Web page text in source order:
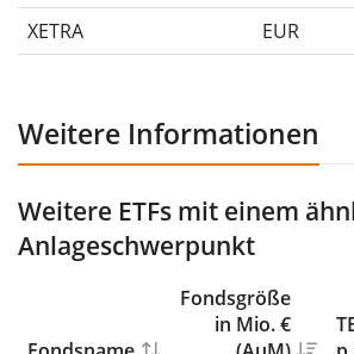
XETRA
EUR
Weitere Informationen
Weitere ETFs mit einem
Anlageschwerpunkt
Fondsgröße
in Mio. €